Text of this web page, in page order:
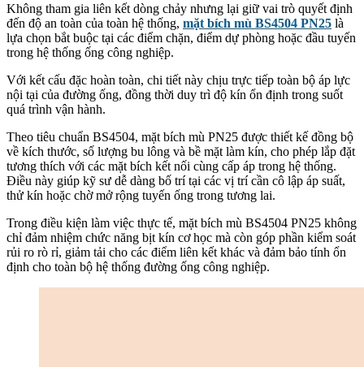
Không tham gia liên kết dòng chảy nhưng lại giữ vai trò quyết định
đến độ an toàn của toàn hệ thống, mặt bích mù BS4504 PN25 là
lựa chọn bắt buộc tại các điểm chặn, điểm dự phòng hoặc đầu tuyến
trong hệ thống ống công nghiệp.
Với kết cấu đặc hoàn toàn, chi tiết này chịu trực tiếp toàn bộ áp lực
nội tại của đường ống, đồng thời duy trì độ kín ổn định trong suốt
quá trình vận hành.
Theo tiêu chuẩn BS4504, mặt bích mù PN25 được thiết kế đồng bộ
về kích thước, số lượng bu lông và bề mặt làm kín, cho phép lắp đặt
tương thích với các mặt bích kết nối cùng cấp áp trong hệ thống.
Điều này giúp kỹ sư dễ dàng bố trí tại các vị trí cần cô lập áp suất,
thử kín hoặc chờ mở rộng tuyến ống trong tương lai.
Trong điều kiện làm việc thực tế, mặt bích mù BS4504 PN25 không
chỉ đảm nhiệm chức năng bịt kín cơ học mà còn góp phần kiểm soát
rủi ro rò rỉ, giảm tải cho các điểm liên kết khác và đảm bảo tính ổn
định cho toàn bộ hệ thống đường ống công nghiệp.